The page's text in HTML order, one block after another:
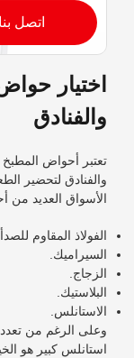
اتصل بنا
اختيار
والفنادق
تعتبر أحواض المطبخ
والفنادق لتحضير
الأسواق العديد من
الفولاذ المقاوم للصدأ.
السيراميك.
الزجاج.
البلاستيك.
الاستانلس.
وعلى الرغم من تعدد
استانلس كبير هو